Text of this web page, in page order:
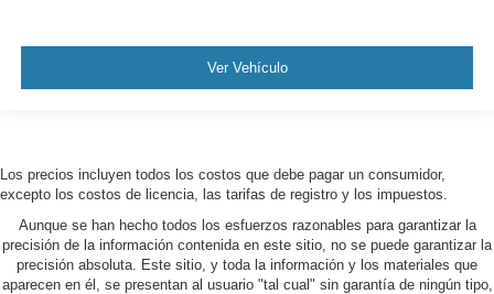
Ver Vehículo
Los precios incluyen todos los costos que debe pagar un consumidor,
excepto los costos de licencia, las tarifas de registro y los impuestos.
Aunque se han hecho todos los esfuerzos razonables para garantizar la
precisión de la información contenida en este sitio, no se puede garantizar la
precisión absoluta. Este sitio, y toda la información y los materiales que
aparecen en él, se presentan al usuario "tal cual" sin garantía de ningún tipo,